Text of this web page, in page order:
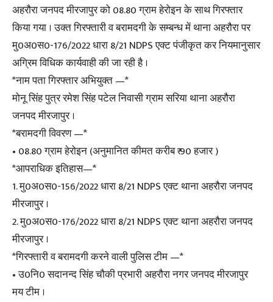
अहरौरा जनपद मीरजापुर को 08.80 ग्राम हेरोइन के साथ गिरफ्तार
किया गया । उक्त गिरफ्तारी व बरामदगी के सम्बन्ध में थाना अहरौरा पर
मु0अ0स0-176/2022 धारा 8/21 NDPS एक्ट पंजीकृत कर नियमानुसार
अग्रिम विधिक कार्यवाही की जा रही है ।
*नाम पता गिरफ्तार अभियुक्त —*
मोनू सिंह पुत्र रमेश सिंह पटेल निवासी ग्राम सरिया थाना अहरौरा
जनपद मीरजापुर ।
*बरामदगी विवरण —*
• 08.80 ग्राम हेरोइन (अनुमानित कीमत करीब ₹ 90 हजार )
*आपराधिक इतिहास—*
1. मु0अ0स0-156/2022 धारा 8/21 NDPS एक्ट थाना अहरौरा जनपद
मीरजापुर ।
2. मु0अ0स0-176/2022 धारा 8/21 NDPS एक्ट थाना अहरौरा जनपद
मीरजापुर ।
*गिरफ्तारी व बरामदगी करने वाली पुलिस टीम —*
• उ0नि0 सदानन्द सिंह चौकी प्रभारी अहरौरा नगर जनपद मीरजापुर
मय टीम ।